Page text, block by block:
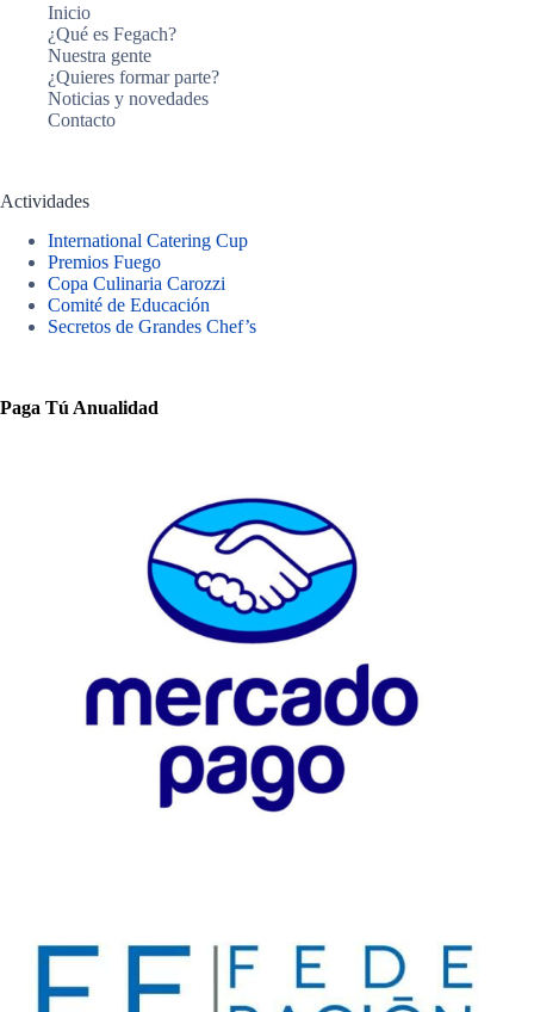
Inicio
¿Qué es Fegach?
Nuestra gente
¿Quieres formar parte?
Noticias y novedades
Contacto
Actividades
International Catering Cup
Premios Fuego
Copa Culinaria Carozzi
Comité de Educación
Secretos de Grandes Chef’s
Paga Tú Anualidad